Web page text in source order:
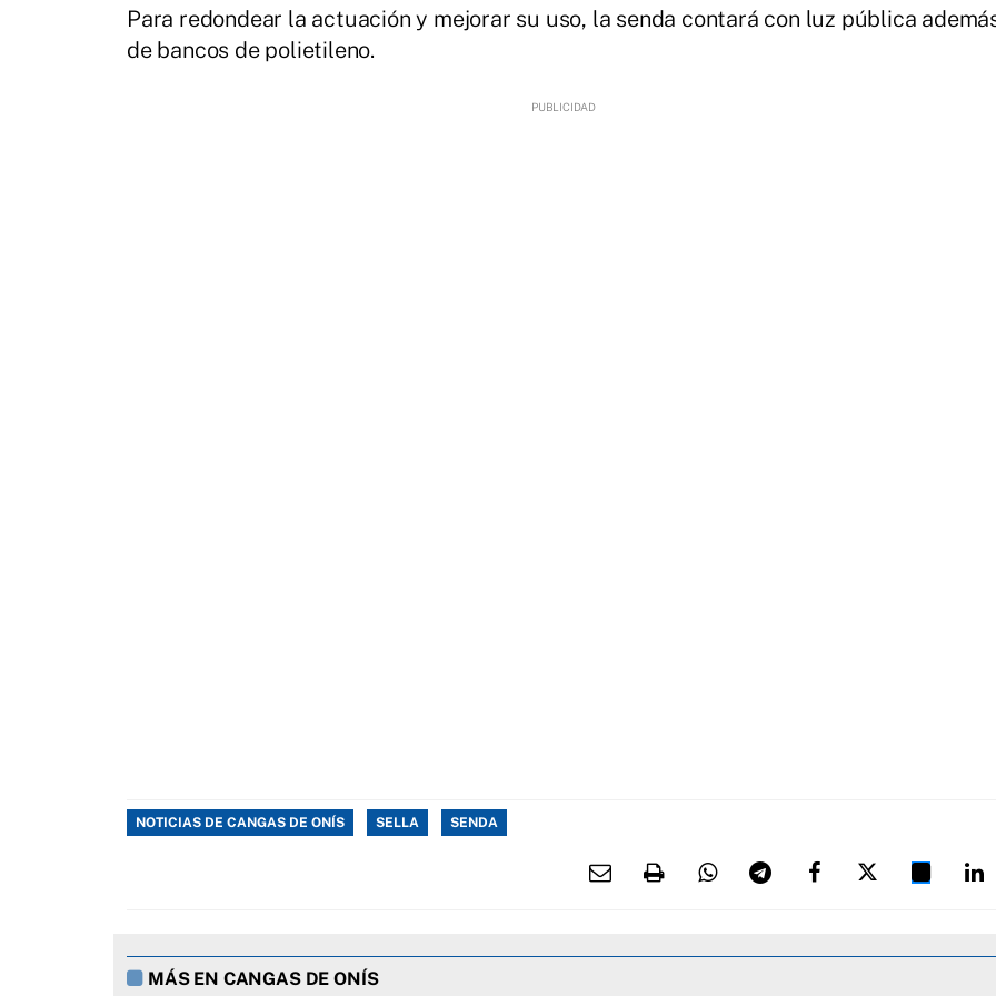
Para redondear la actuación y mejorar su uso, la senda contará con luz pública
de bancos de polietileno.
NOTICIAS DE CANGAS DE ONÍS SELLA SENDA
MÁS EN CANGAS DE ONÍS